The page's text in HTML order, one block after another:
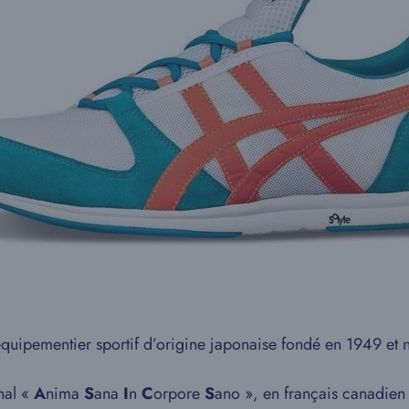
sportif d’origine japonaise fondé en 1949 et
« Anima Sana In Corpore Sano », en français